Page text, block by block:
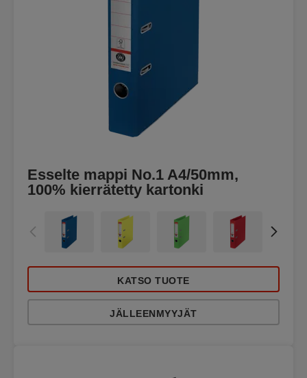
Esselte mappi No.1 A4/50mm,
100% kierrätetty kartonki
KATSO TUOTE
JÄLLEENMYYJÄT